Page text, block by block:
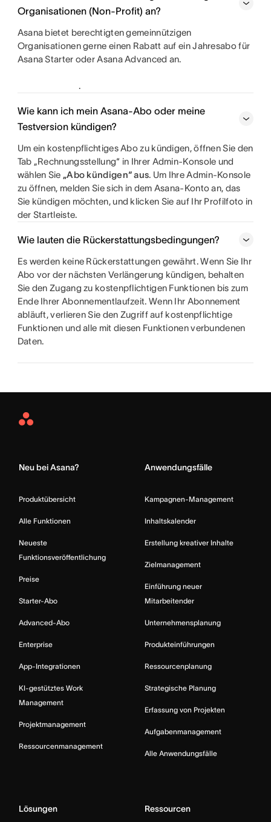
Organisationen (Non-Profit) an?
Asana bietet berechtigten gemeinnützigen
Organisationen gerne einen Rabatt auf ein Jahresabo für
Asana Starter oder Asana Advanced an.
.
Wie kann ich mein Asana-Abo oder meine
Testversion kündigen?
Um ein kostenpflichtiges Abo zu kündigen, öffnen Sie den
Tab „Rechnungsstellung“ in Ihrer Admin-Konsole und
wählen Sie „Abo kündigen“ aus. Um Ihre Admin-Konsole
zu öffnen, melden Sie sich in dem Asana-Konto an, das
Sie kündigen möchten, und klicken Sie auf Ihr Profilfoto in
der Startleiste.
Wie lauten die Rückerstattungsbedingungen?
Es werden keine Rückerstattungen gewährt. Wenn Sie Ihr
Abo vor der nächsten Verlängerung kündigen, behalten
Sie den Zugang zu kostenpflichtigen Funktionen bis zum
Ende Ihrer Abonnementlaufzeit. Wenn Ihr Abonnement
abläuft, verlieren Sie den Zugriff auf kostenpflichtige
Funktionen und alle mit diesen Funktionen verbundenen
Daten.
Asana
Neu bei Asana?
Produktübersicht
Alle Funktionen
Neueste
Funktionsveröffentlichung
Preise
Starter-Abo
Advanced-Abo
Enterprise
App-Integrationen
KI-gestütztes Work
Management
Projektmanagement
Ressourcenmanagement
Anwendungsfälle
Kampagnen-Management
Inhaltskalender
Erstellung kreativer Inhalte
Zielmanagement
Einführung neuer
Mitarbeitender
Unternehmensplanung
Produkteinführungen
Ressourcenplanung
Strategische Planung
Erfassung von Projekten
Aufgabenmanagement
Alle Anwendungsfälle
Lösungen Ressourcen